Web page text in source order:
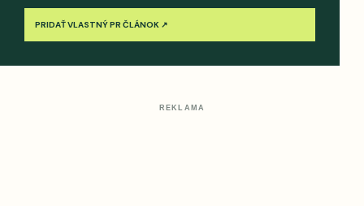
PRIDAŤ VLASTNÝ PR ČLÁNOK ↗
REKLAMA